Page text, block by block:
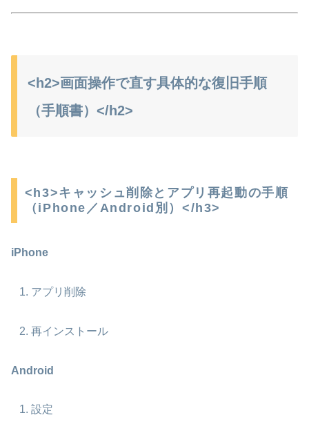
<h2>画面操作で直す具体的な復旧手順
（手順書）</h2>
<h3>キャッシュ削除とアプリ再起動の手順
（iPhone／Android別）</h3>
iPhone
アプリ削除
再インストール
Android
設定